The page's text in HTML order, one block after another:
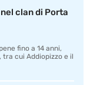
clan di Porta
fino a 14 anni,
cui Addiopizzo e il